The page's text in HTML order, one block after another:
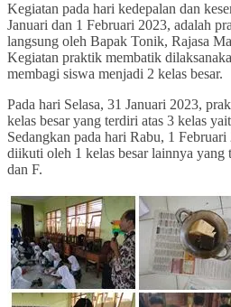
Kegiatan pada hari kedepalan dan
Januari dan 1 Februari 2023, adalah
langsung oleh Bapak Tonik, Rajasa
Kegiatan praktik membatik
membagi siswa menjadi 2 kelas besar.
Pada hari Selasa, 31 Januari 2023,
kelas besar yang terdiri atas 3 kelas
Sedangkan pada hari Rabu, 1
diikuti oleh 1 kelas besar lainnya
dan F.